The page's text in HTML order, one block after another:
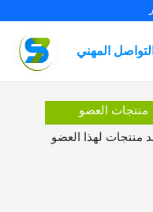
المهني
منتجات العضو
منتجات لهذا العضو